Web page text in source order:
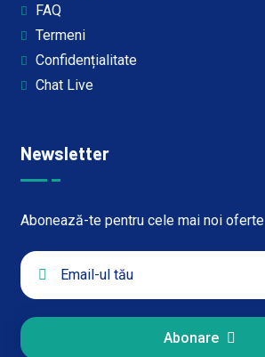
FAQ
Termeni
Confidențialitate
Chat Live
Newsletter
Abonează-te pentru cele mai noi oferte
Abonare